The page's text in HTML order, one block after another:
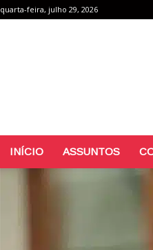
quarta-feira, julho 29, 2026
INÍCIO ASSUNTOS